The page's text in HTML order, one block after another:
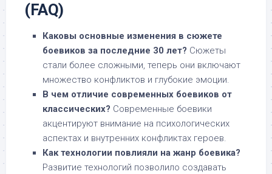
(FAQ)
Каковы основные изменения в сюжете
боевиков за последние 30 лет? Сюжеты
стали более сложными, теперь они включают
множество конфликтов и глубокие эмоции.
В чем отличие современных боевиков от
классических? Современные боевики
акцентируют внимание на психологических
аспектах и внутренних конфликтах героев.
Как технологии повлияли на жанр боевика?
Развитие технологий позволило создавать